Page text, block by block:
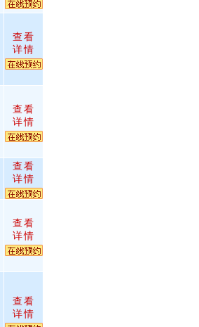
查看
详情
查看
详情
查看
详情
查看
详情
查看
详情